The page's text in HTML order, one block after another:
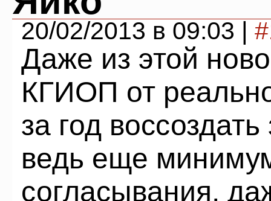
20/02/2013 в 09:03 |
Даже из этой
КГИОП от
за год
ведь еще
согласывания,